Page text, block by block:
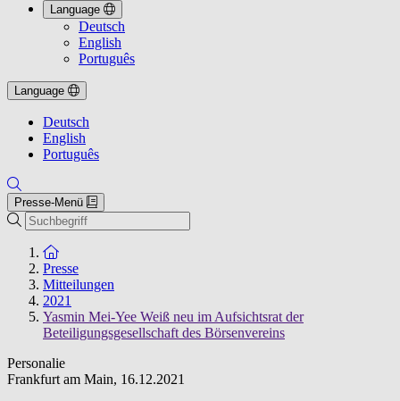
Language
Deutsch
English
Português
Language
Deutsch
English
Português
Presse-Menü
Suche
Zur Startseite
Presse
Mitteilungen
2021
Yasmin Mei-Yee Weiß neu im Aufsichtsrat der
Beteiligungsgesellschaft des Börsenvereins
Personalie
Frankfurt am Main, 16.12.2021